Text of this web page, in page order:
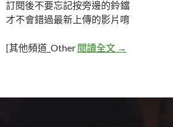
訂閱後不要忘記按旁邊的鈴鐺
才不會錯過最新上傳的影片唷
[其他頻道_Other 閱讀全文 五個超真實
→